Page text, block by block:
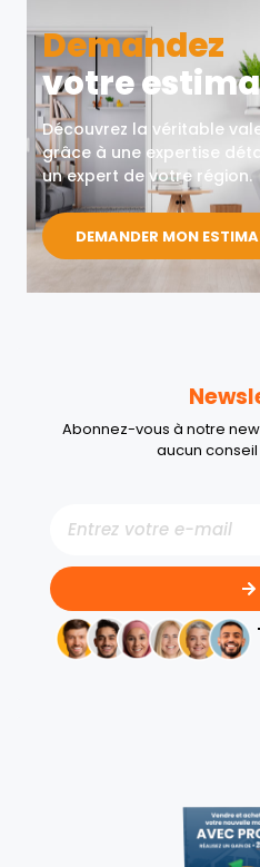
Demandez
votre
Découvrez la véritable
grâce à une expertise
un expert de votre région.
DEMANDER MON
Abonnez-vous à notre
aucun